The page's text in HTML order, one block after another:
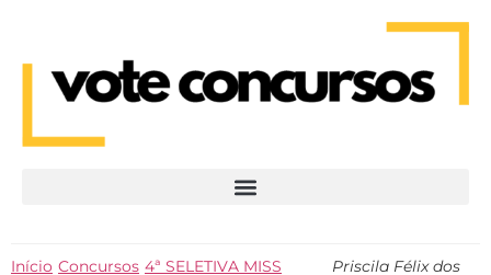
Início Concursos 4ª SELETIVA MISS
Priscila Félix dos